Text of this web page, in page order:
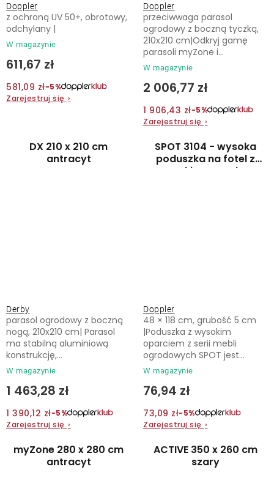
Doppler
W magazynie
611,67 zł
581,09 zł−5%
Zarejestruj się ›
z ochroną UV 50+, obrotowy,
odchylany |
Doppler
W magazynie
2 006,77 zł
1 906,43 zł−5%
Zarejestruj się ›
przeciwwaga parasol
ogrodowy z boczną tyczką,
210x210 cm|Odkryj gamę
parasoli myZone i...
DX 210 x 210 cm
antracyt
Derby
W magazynie
1 463,28 zł
1 390,12 zł−5%
Zarejestruj się ›
parasol ogrodowy z boczną
nogą, 210x210 cm| Parasol
ma stabilną aluminiową
konstrukcję,...
SPOT 3104 - wysoka
poduszka na fotel z
wysokim oparciem
Doppler
W magazynie
76,94 zł
73,09 zł−5%
Zarejestruj się ›
48 × 118 cm, grubość 5 cm
|Poduszka z wysokim
oparciem z serii mebli
ogrodowych SPOT jest...
myZone 280 x 280 cm
antracyt
ACTIVE 350 x 260 cm
szary